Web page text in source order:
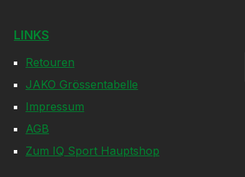
LINKS
Retouren
JAKO Grössentabelle
Impressum
AGB
Zum IQ Sport Hauptshop